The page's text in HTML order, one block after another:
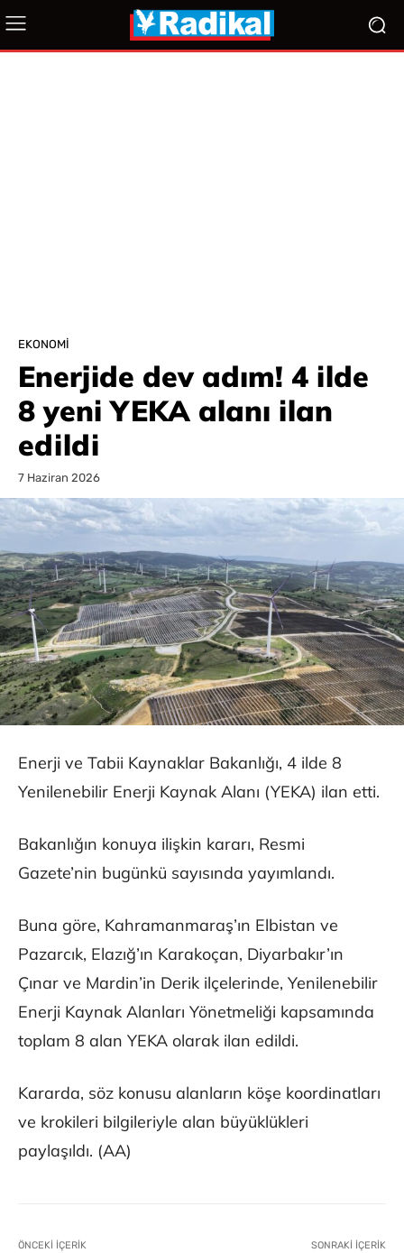
EKONOMI
Enerjide dev adım! 4 ilde
8 yeni YEKA alanı ilan
edildi
7 Haziran 2026
Enerji ve Tabii Kaynaklar Bakanlığı, 4 ilde 8
Yenilenebilir Enerji Kaynak Alanı (YEKA) ilan etti.
Bakanlığın konuya ilişkin kararı, Resmi
Gazete’nin bugünkü sayısında yayımlandı.
Buna göre, Kahramanmaraş’ın Elbistan ve
Pazarcık, Elazığ’ın Karakoçan, Diyarbakır’ın
Çınar ve Mardin’in Derik ilçelerinde, Yenilenebilir
Enerji Kaynak Alanları Yönetmeliği kapsamında
toplam 8 alan YEKA olarak ilan edildi.
Kararda, söz konusu alanların köşe koordinatları
ve krokileri bilgileriyle alan büyüklükleri
paylaşıldı. (AA)
ÖNCEKI İÇERIK SONRAKI İÇERIK